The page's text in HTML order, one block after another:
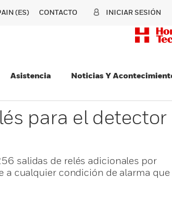
(ES) CONTACTO INICIAR SESIÓN
Asistencia Noticias Y
para el detector
salidas de relés adicionales por
a cualquier condición de alarma que